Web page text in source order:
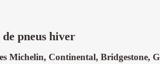
pneus hiver
Michelin, Continental, Bridgestone,